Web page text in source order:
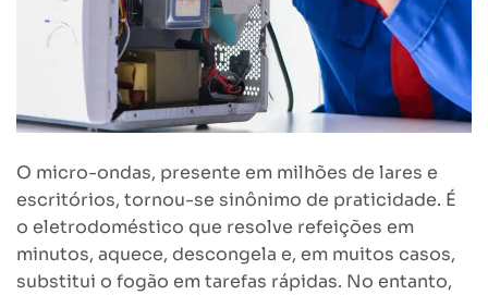
O micro-ondas, presente em milhões de lares e
escritórios, tornou-se sinônimo de praticidade. É
o eletrodoméstico que resolve refeições em
minutos, aquece, descongela e, em muitos casos,
substitui o fogão em tarefas rápidas. No entanto,